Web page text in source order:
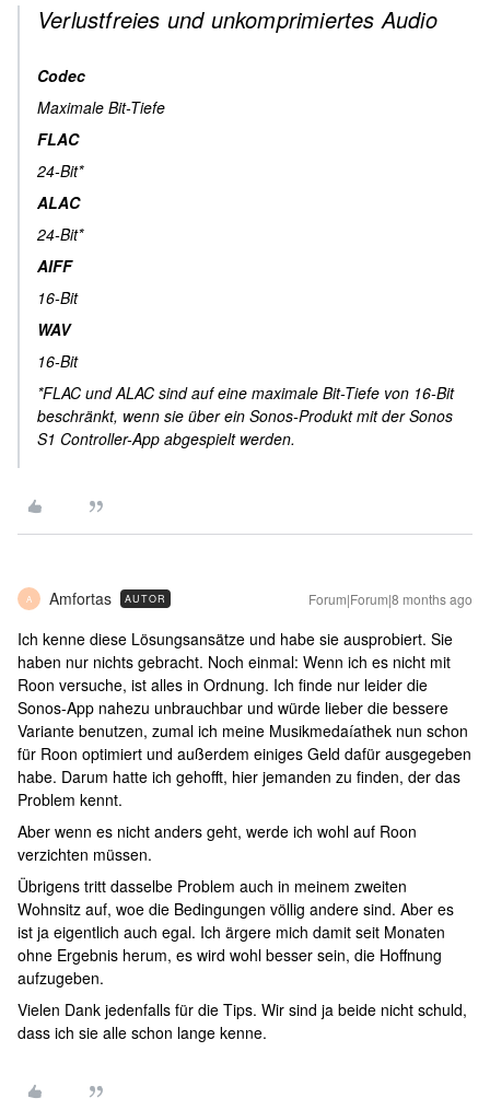
Verlustfreies und unkomprimiertes Audio
Codec
Maximale Bit-Tiefe
FLAC
24-Bit*
ALAC
24-Bit*
AIFF
16-Bit
WAV
16-Bit
*FLAC und ALAC sind auf eine maximale Bit-Tiefe von 16-Bit
beschränkt, wenn sie über ein Sonos-Produkt mit der Sonos
S1 Controller-App abgespielt werden.
A Amfortas AUTOR Forum|Forum|8 months ago
Ich kenne diese Lösungsansätze und habe sie ausprobiert. Sie
haben nur nichts gebracht. Noch einmal: Wenn ich es nicht mit
Roon versuche, ist alles in Ordnung. Ich finde nur leider die
Sonos-App nahezu unbrauchbar und würde lieber die bessere
Variante benutzen, zumal ich meine Musikmedaíathek nun schon
für Roon optimiert und außerdem einiges Geld dafür ausgegeben
habe. Darum hatte ich gehofft, hier jemanden zu finden, der das
Problem kennt.
Aber wenn es nicht anders geht, werde ich wohl auf Roon
verzichten müssen.
Übrigens tritt dasselbe Problem auch in meinem zweiten
Wohnsitz auf, woe die Bedingungen völlig andere sind. Aber es
ist ja eigentlich auch egal. Ich ärgere mich damit seit Monaten
ohne Ergebnis herum, es wird wohl besser sein, die Hoffnung
aufzugeben.
Vielen Dank jedenfalls für die Tips. Wir sind ja beide nicht schuld,
dass ich sie alle schon lange kenne.